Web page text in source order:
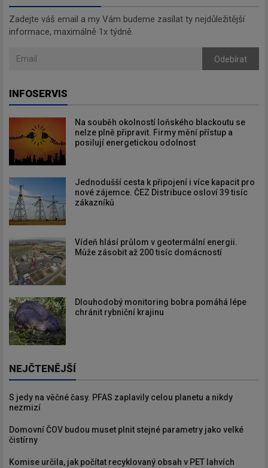
Zadejte váš email a my Vám budeme zasílat ty nejdůležitější
informace, maximálně 1x týdně.
Odebírat
INFOSERVIS
Na souběh okolností loňského blackoutu se
nelze plně připravit. Firmy mění přístup a
posilují energetickou odolnost
Jednodušší cesta k připojení i více kapacit pro
nové zájemce. ČEZ Distribuce osloví 39 tisíc
zákazníků
Vídeň hlásí průlom v geotermální energii.
Může zásobit až 200 tisíc domácností
Dlouhodobý monitoring bobra pomáhá lépe
chránit rybniční krajinu
NEJČTENĚJŠÍ
S jedy na věčné časy. PFAS zaplavily celou planetu a nikdy
nezmizí
Domovní ČOV budou muset plnit stejné parametry jako velké
čistírny
Komise určila, jak počítat recyklovaný obsah v PET lahvích